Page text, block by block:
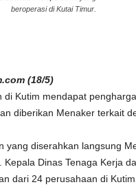
beroperasi di Kutai Timur.
(18/5)
di Kutim mendapat
diberikan Menaker terkait
yang diserahkan langsung
Dinas Tenaga Kerja
dari 24 perusahaan di